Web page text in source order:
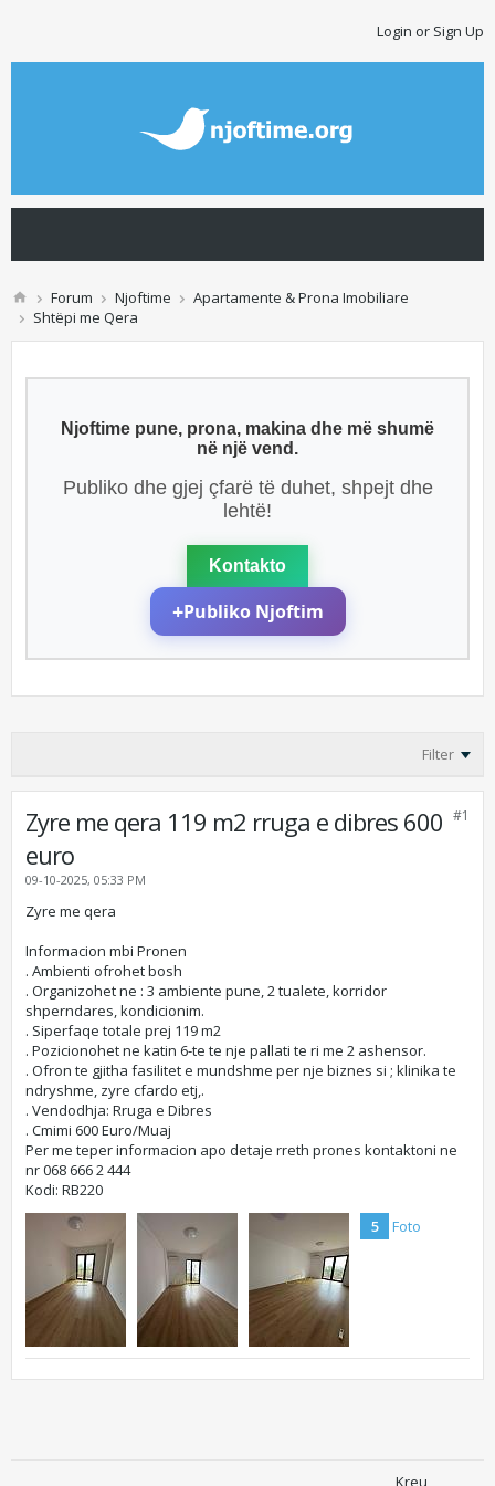
Login or Sign Up
Forum Njoftime
Apartamente & Prona Imobiliare
Shtëpi me Qera
Njoftime pune, prona, makina dhe më shumë
në një vend.
Publiko dhe gjej çfarë të duhet, shpejt dhe
lehtë!
Kontakto
+Publiko Njoftim
Filter
#1
Zyre me qera 119 m2 rruga e dibres 600
euro
09-10-2025, 05:33 PM
Zyre me qera
Informacion mbi Pronen
. Ambienti ofrohet bosh
. Organizohet ne : 3 ambiente pune, 2 tualete, korridor
shperndares, kondicionim.
. Siperfaqe totale prej 119 m2
. Pozicionohet ne katin 6-te te nje pallati te ri me 2 ashensor.
. Ofron te gjitha fasilitet e mundshme per nje biznes si ; klinika te
ndryshme, zyre cfardo etj,.
. Vendodhja: Rruga e Dibres
. Cmimi 600 Euro/Muaj
Per me teper informacion apo detaje rreth prones kontaktoni ne
nr 068 666 2 444
Kodi: RB220​
5
Foto
Kreu